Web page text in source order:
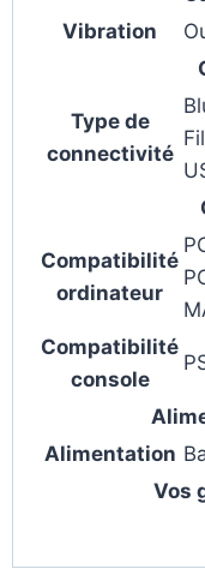
Vibration
Type de
connectivité
Compatibilité
ordinateur
Compatibilité
console
Alimentation
Vos